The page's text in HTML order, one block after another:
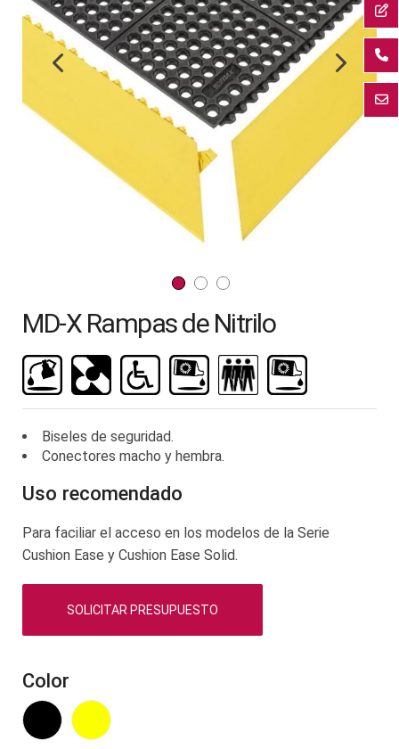
galería
imágenes
al
de
la
galería
imágenes
MD-X Rampas de Nitrilo
Biseles de seguridad.
Conectores macho y hembra.
Uso recomendado
Para faciliar el acceso en los modelos de la Serie
Cushion Ease y Cushion Ease Solid.
SOLICITAR PRESUPUESTO
Color